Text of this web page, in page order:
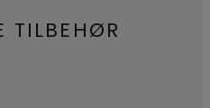
TILBEHØR